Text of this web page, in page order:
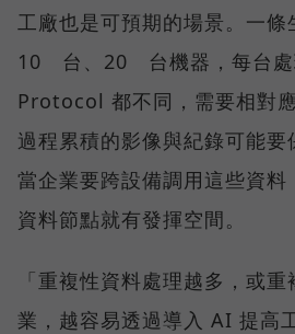
工廠也是可預期的場景。一
10 台、20 台機器，每台處
Protocol 都不同，需要相對
過程累積的影像與紀錄可能要
當企業要跨設備調用這些資
資料節點就有發揮空間。
「重複性資料處理越多，或
業，越容易透過導入 AI 提高